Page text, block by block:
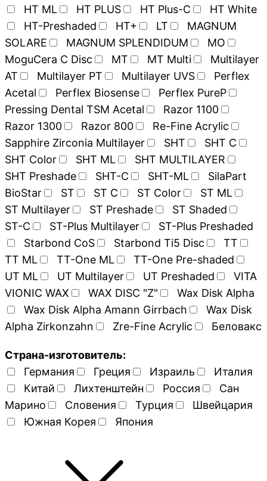
HT ML
HT PLUS HT Plus-C
HT White
HT-Preshaded
HT+ LT
MAGNUM
SOLARE
MAGNUM SPLENDIDUM
MO
MoguCera C Disc
MT MT Multi
Multilayer
AT
Multilayer PT Multilayer UVS
Perflex
Acetal
Perflex Biosense
Perflex PureP
Pressing Dental TSM Acetal
Razor 1100
Razor 1300
Razor 800
Re-Fine Acrylic
Sapphire Zirconia Multilayer
SHT
SHT C
SHT Color
SHT ML
SHT MULTILAYER
SHT Preshade
SHT-C SHT-ML
SilaPart
BioStar
ST ST C ST Color
ST ML
ST Multilayer
ST Preshade
ST Shaded
ST-C
ST-Plus Multilayer
ST-Plus Preshaded
Starbond CoS
Starbond Ti5 Disc
TT
TT ML
TT-One ML
TT-One Pre-shaded
UT ML
UT Multilayer UT Preshaded
VITA
VIONIC WAX
WAX DISC "Z"
Wax Disk Alpha
Wax Disk Alpha Amann Girrbach
Wax Disk
Alpha Zirkonzahn
Zre-Fine Acrylic Беловакс
Страна-изготовитель:
Германия
Греция Израиль
Италия
Китай
Лихтенштейн Россия
Сан
Марино
Словения Турция
Швейцария
Южная Корея
Япония